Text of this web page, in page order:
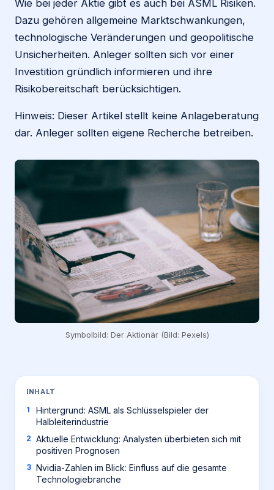
Wie bei jeder Aktie gibt es auch bei ASML Risiken.
Dazu gehören allgemeine Marktschwankungen,
technologische Veränderungen und geopolitische
Unsicherheiten. Anleger sollten sich vor einer
Investition gründlich informieren und ihre
Risikobereitschaft berücksichtigen.
Hinweis: Dieser Artikel stellt keine Anlageberatung
dar. Anleger sollten eigene Recherche betreiben.
Symbolbild: Der Aktionär (Bild: Pexels)
INHALT
Hintergrund: ASML als Schlüsselspieler der
Halbleiterindustrie
Aktuelle Entwicklung: Analysten überbieten sich mit
positiven Prognosen
Nvidia-Zahlen im Blick: Einfluss auf die gesamte
Technologiebranche